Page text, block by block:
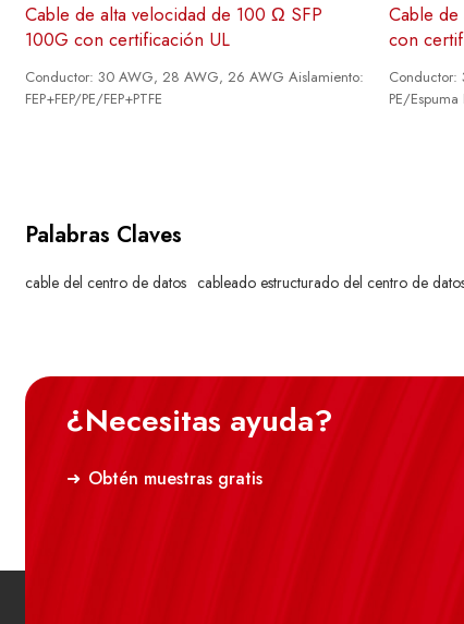
Cable de alta velocidad de 100 Ω SFP
100G con certificación UL
Conductor: 30 AWG, 28 AWG, 26 AWG Aislamiento:
FEP+FEP/PE/FEP+PTFE
Cable
con
PE/Espuma
Palabras Claves
cable del centro de datos cableado estructurado del centro de
¿Necesitas ayuda?
Obtén muestras gratis